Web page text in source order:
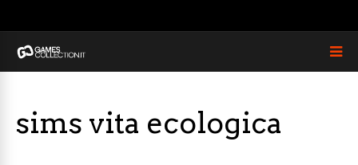
sims vita ecologica